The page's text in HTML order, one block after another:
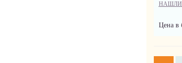
НАШЛИ
Цена в